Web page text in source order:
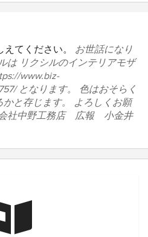
えてください。
お世話になり
は リクシルのインテリアモザ
www.biz-
となります。 色はおそらく
かと存じます。 よろしくお願
会社中野工務店 広報 小金井